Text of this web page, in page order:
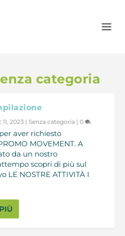
categoria
2023 |Senza categoria |0
aver richiesto
MOVEMENT. A
da un nostro
scopri di più sul
LE NOSTRE ATTIVITÀ I